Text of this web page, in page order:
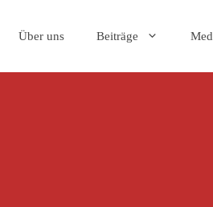
Über uns Beiträge